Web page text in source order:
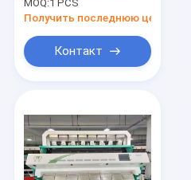
Продукты
Ролики
камерой Тошиба
MOQ:1 PCS
Получить последнюю цену
Контакт